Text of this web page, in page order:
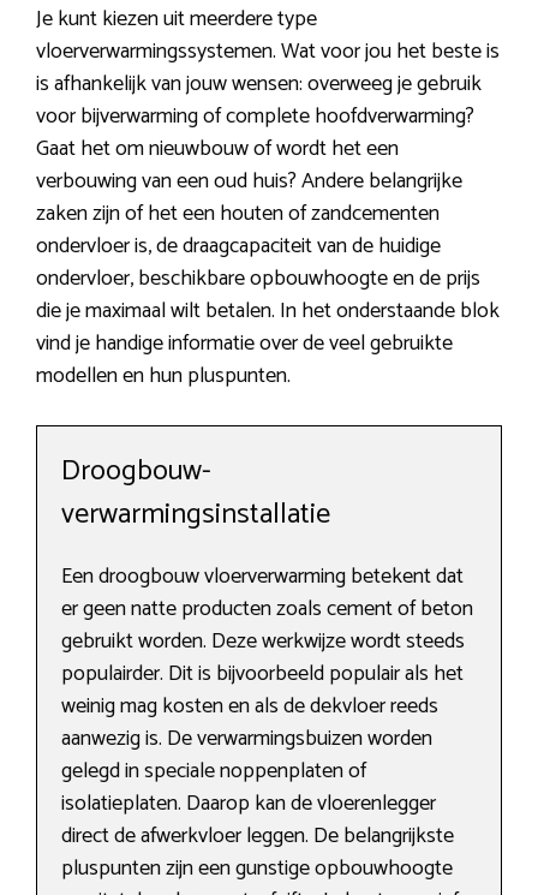
Je kunt kiezen uit meerdere type
vloerverwarmingssystemen. Wat voor jou het beste is
is afhankelijk van jouw wensen: overweeg je gebruik
voor bijverwarming of complete hoofdverwarming?
Gaat het om nieuwbouw of wordt het een
verbouwing van een oud huis? Andere belangrijke
zaken zijn of het een houten of zandcementen
ondervloer is, de draagcapaciteit van de huidige
ondervloer, beschikbare opbouwhoogte en de prijs
die je maximaal wilt betalen. In het onderstaande blok
vind je handige informatie over de veel gebruikte
modellen en hun pluspunten.
Droogbouw-
verwarmingsinstallatie
Een droogbouw vloerverwarming betekent dat
er geen natte producten zoals cement of beton
gebruikt worden. Deze werkwijze wordt steeds
populairder. Dit is bijvoorbeeld populair als het
weinig mag kosten en als de dekvloer reeds
aanwezig is. De verwarmingsbuizen worden
gelegd in speciale noppenplaten of
isolatieplaten. Daarop kan de vloerenlegger
direct de afwerkvloer leggen. De belangrijkste
pluspunten zijn een gunstige opbouwhoogte